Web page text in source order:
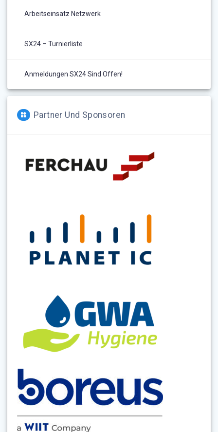
Arbeitseinsatz Netzwerk
SX24 – Turnierliste
Anmeldungen SX24 Sind Offen!
Partner Und Sponsoren